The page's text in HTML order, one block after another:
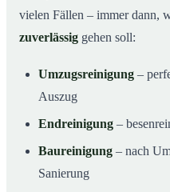
vielen Fällen – immer dann,
zuverlässig gehen soll:
Umzugsreinigung –
Auszug
Endreinigung –
Baureinigung – nach
Sanierung